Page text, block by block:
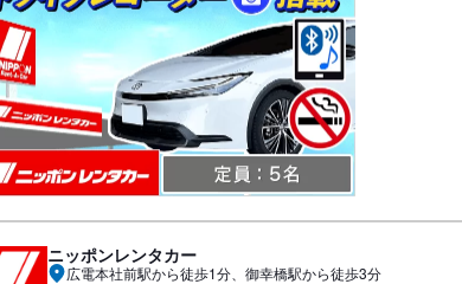
ニッポンレンタカー
広電本社前駅から徒歩1分、御幸橋駅から徒歩3分